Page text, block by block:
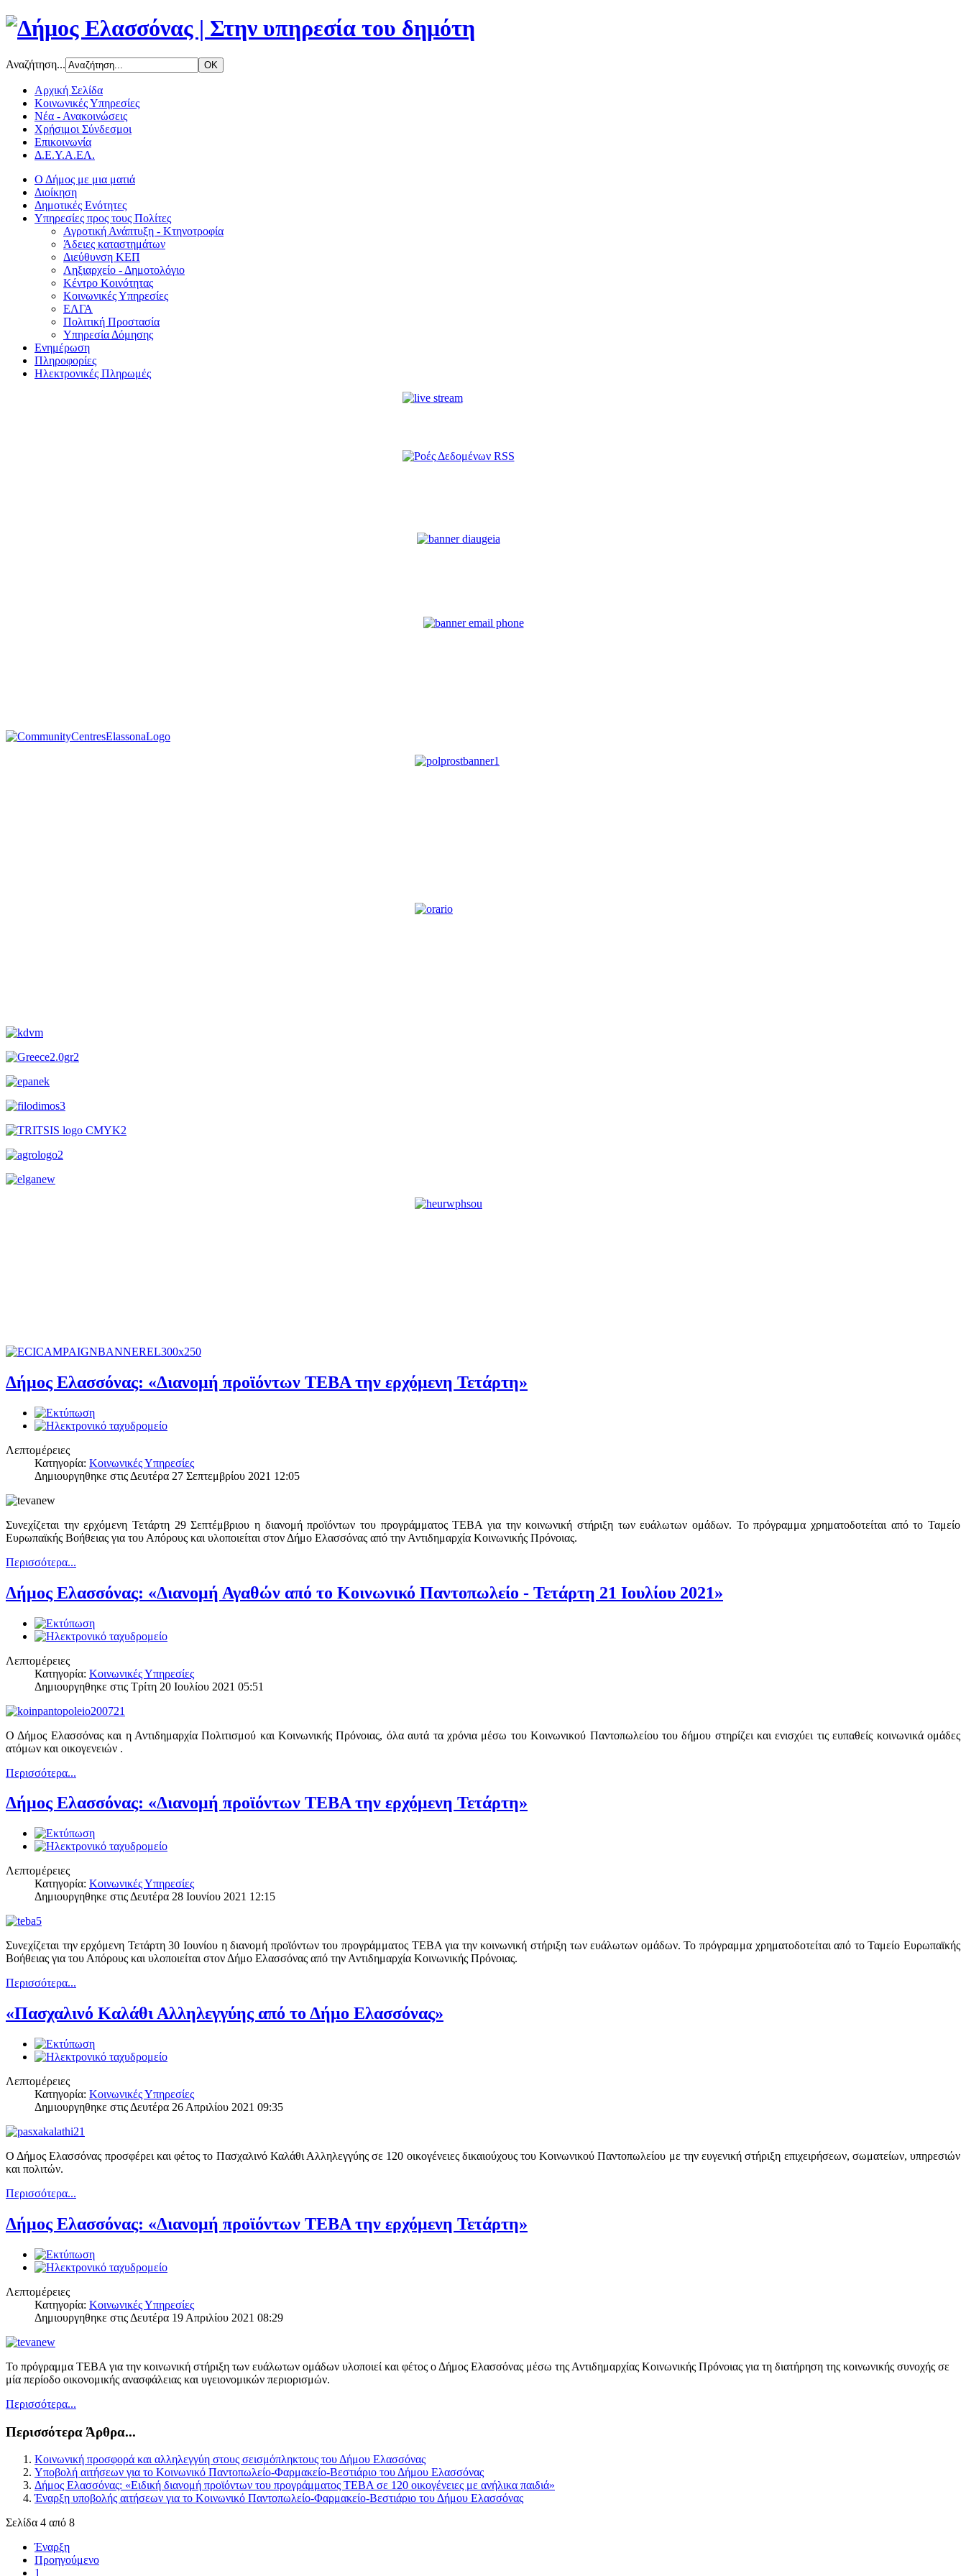
Αναζήτηση...
Αρχική Σελίδα
Κοινωνικές Υπηρεσίες
Νέα - Ανακοινώσεις
Χρήσιμοι Σύνδεσμοι
Επικοινωνία
Δ.Ε.Υ.Α.ΕΛ.
Ο Δήμος με μια ματιά
Διοίκηση
Δημοτικές Ενότητες
Υπηρεσίες προς τους Πολίτες
Αγροτική Ανάπτυξη - Κτηνοτροφία
Άδειες καταστημάτων
Διεύθυνση ΚΕΠ
Ληξιαρχείο - Δημοτολόγιο
Κέντρο Κοινότητας
Κοινωνικές Υπηρεσίες
ΕΛΓΑ
Πολιτική Προστασία
Υπηρεσία Δόμησης
Ενημέρωση
Πληροφορίες
Ηλεκτρονικές Πληρωμές
Δήμος Ελασσόνας: «Διανομή προϊόντων ΤΕΒΑ την ερχόμενη Τετάρτη»
Λεπτομέρειες
Κατηγορία: Κοινωνικές Υπηρεσίες
Δημιουργηθηκε στις Δευτέρα 27 Σεπτεμβρίου 2021 12:05
Συνεχίζεται την ερχόμενη Τετάρτη 29 Σεπτέμβριου η διανομή προϊόντων του προγράμματος ΤΕΒΑ για την κοινωνική στήριξη των ευάλωτων ομάδων. Το πρόγραμμα χρηματοδοτείται από το Ταμείο
Ευρωπαϊκής Βοήθειας για του Απόρους και υλοποιείται στον Δήμο Ελασσόνας από την Αντιδημαρχία Κοινωνικής Πρόνοιας.
Περισσότερα...
Δήμος Ελασσόνας: «Διανομή Αγαθών από το Κοινωνικό Παντοπωλείο - Τετάρτη 21 Ιουλίου 2021»
Λεπτομέρειες
Κατηγορία: Κοινωνικές Υπηρεσίες
Δημιουργηθηκε στις Τρίτη 20 Ιουλίου 2021 05:51
Ο Δήμος Ελασσόνας και η Αντιδημαρχία Πολιτισμού και Κοινωνικής Πρόνοιας, όλα αυτά τα χρόνια μέσω του Κοινωνικού Παντοπωλείου του δήμου στηρίζει και ενισχύει τις ευπαθείς κοινωνικά ομάδες
ατόμων και οικογενειών .
Περισσότερα...
Δήμος Ελασσόνας: «Διανομή προϊόντων ΤΕΒΑ την ερχόμενη Τετάρτη»
Λεπτομέρειες
Κατηγορία: Κοινωνικές Υπηρεσίες
Δημιουργηθηκε στις Δευτέρα 28 Ιουνίου 2021 12:15
Συνεχίζεται την ερχόμενη Τετάρτη 30 Ιουνίου η διανομή προϊόντων του προγράμματος ΤΕΒΑ για την κοινωνική στήριξη των ευάλωτων ομάδων. Το πρόγραμμα χρηματοδοτείται από το Ταμείο Ευρωπαϊκής
Βοήθειας για του Απόρους και υλοποιείται στον Δήμο Ελασσόνας από την Αντιδημαρχία Κοινωνικής Πρόνοιας.
Περισσότερα...
«Πασχαλινό Καλάθι Αλληλεγγύης από το Δήμο Ελασσόνας»
Λεπτομέρειες
Κατηγορία: Κοινωνικές Υπηρεσίες
Δημιουργηθηκε στις Δευτέρα 26 Απριλίου 2021 09:35
Ο Δήμος Ελασσόνας προσφέρει και φέτος το Πασχαλινό Καλάθι Αλληλεγγύης σε 120 οικογένειες δικαιούχους του Κοινωνικού Παντοπωλείου με την ευγενική στήριξη επιχειρήσεων, σωματείων, υπηρεσιών
και πολιτών.
Περισσότερα...
Δήμος Ελασσόνας: «Διανομή προϊόντων ΤΕΒΑ την ερχόμενη Τετάρτη»
Λεπτομέρειες
Κατηγορία: Κοινωνικές Υπηρεσίες
Δημιουργηθηκε στις Δευτέρα 19 Απριλίου 2021 08:29
Το πρόγραμμα ΤΕΒΑ για την κοινωνική στήριξη των ευάλωτων ομάδων υλοποιεί και φέτος ο Δήμος Ελασσόνας μέσω της Αντιδημαρχίας Κοινωνικής Πρόνοιας για τη διατήρηση της κοινωνικής συνοχής σε
μία περίοδο οικονομικής ανασφάλειας και υγειονομικών περιορισμών.
Περισσότερα...
Περισσότερα Άρθρα...
Κοινωνική προσφορά και αλληλεγγύη στους σεισμόπληκτους του Δήμου Ελασσόνας
Υποβολή αιτήσεων για το Κοινωνικό Παντοπωλείο-Φαρμακείο-Βεστιάριο του Δήμου Ελασσόνας
Δήμος Ελασσόνας: «Ειδική διανομή προϊόντων του προγράμματος ΤΕΒΑ σε 120 οικογένειες με ανήλικα παιδιά»
Έναρξη υποβολής αιτήσεων για το Κοινωνικό Παντοπωλείο-Φαρμακείο-Βεστιάριο του Δήμου Ελασσόνας
Σελίδα 4 από 8
Έναρξη
Προηγούμενο
1